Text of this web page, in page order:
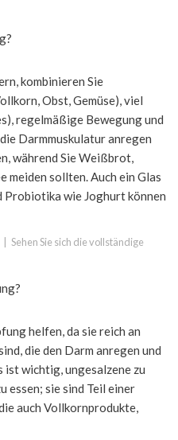
kombinieren Sie
Obst, Gemüse), viel
regelmäßige Bewegung und
Darmmuskulatur anregen
während Sie Weißbrot,
meiden sollten. Auch ein Glas
Probiotika wie Joghurt können
Sehen Sie sich die vollständige
helfen, da sie reich an
die den Darm anregen und
ist wichtig, ungesalzene zu
essen; sie sind Teil einer
auch Vollkornprodukte,